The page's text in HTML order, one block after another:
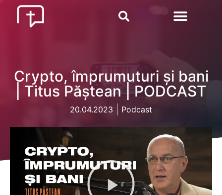
Crypto, împrumuturi și bani
| Titus Păștean | PODCAST
20.04.2023 Podcast